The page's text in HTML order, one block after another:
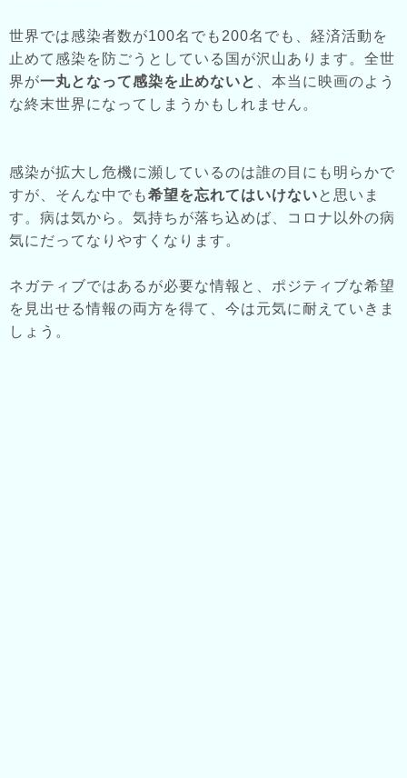
世界では感染者数が100名でも200名でも、経済活動を
止めて感染を防ごうとしている国が沢山あります。全世
界が一丸となって感染を止めないと
、本当に映画のよう
な終末世界になってしまうかもしれません。
感染が拡大し危機に瀕しているのは誰の目にも明らかで
すが、そんな中でも希望を忘れてはいけないと思いま
す。病は気から。気持ちが落ち込めば、コロナ以外の病
気にだってなりやすくなります。
ネガティブではあるが必要な情報と、ポジティブな希望
を見出せる情報の両方を得て、今は元気に耐えていきま
しょう。